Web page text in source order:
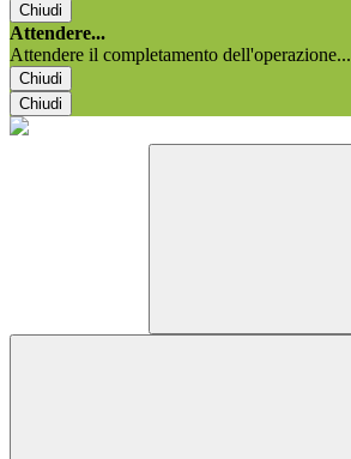
Chiudi
Attendere...
Attendere il completamento dell'operazione...
Chiudi
Chiudi